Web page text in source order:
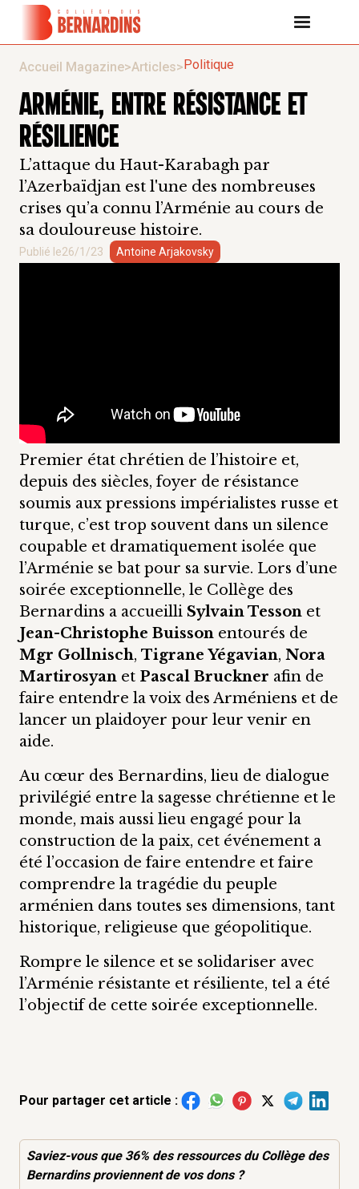
Accueil Magazine>Articles>Politique
ARMÉNIE, ENTRE RÉSISTANCE ET
RÉSILIENCE
L’attaque du Haut-Karabagh par
l’Azerbaïdjan est l'une des nombreuses
crises qu’a connu l’Arménie au cours de
sa douloureuse histoire.
Publié le26/1/23 Antoine Arjakovsky
Premier état chrétien de l’histoire et,
depuis des siècles, foyer de résistance
soumis aux pressions impérialistes russe et
turque, c’est trop souvent dans un silence
coupable et dramatiquement isolée que
l’Arménie se bat pour sa survie. Lors d’une
soirée exceptionnelle, le Collège des
Bernardins a accueilli Sylvain Tesson et
Jean-Christophe Buisson entourés de
Mgr Gollnisch, Tigrane Yégavian, Nora
Martirosyan et Pascal Bruckner afin de
faire entendre la voix des Arméniens et de
lancer un plaidoyer pour leur venir en
aide.
Au cœur des Bernardins, lieu de dialogue
privilégié entre la sagesse chrétienne et le
monde, mais aussi lieu engagé pour la
construction de la paix, cet événement a
été l’occasion de faire entendre et faire
comprendre la tragédie du peuple
arménien dans toutes ses dimensions, tant
historique, religieuse que géopolitique.
Rompre le silence et se solidariser avec
l’Arménie résistante et résiliente, tel a été
l’objectif de cette soirée exceptionnelle.
Pour partager cet article :
Saviez-vous que 36% desressourcesdu Collège des
Bernardins proviennent de vos dons ?